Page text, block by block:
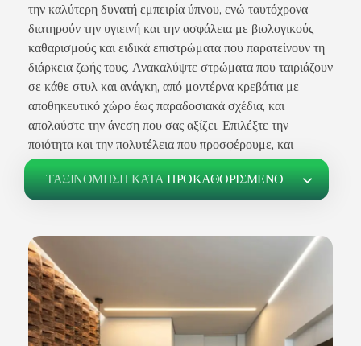
την καλύτερη δυνατή εμπειρία ύπνου, ενώ ταυτόχρονα
διατηρούν την υγιεινή και την ασφάλεια με βιολογικούς
καθαρισμούς και ειδικά επιστρώματα που παρατείνουν τη
διάρκεια ζωής τους. Ανακαλύψτε στρώματα που ταιριάζουν
σε κάθε στυλ και ανάγκη, από μοντέρνα κρεβάτια με
αποθηκευτικό χώρο έως παραδοσιακά σχέδια, και
απολαύστε την άνεση που σας αξίζει. Επιλέξτε την
ποιότητα και την πολυτέλεια που προσφέρουμε, και
μεταμορφώστε τον ύπνο σας σε μια πολυτελή εμπειρία
ΤΑΞΙΝΌΜΗΣΗ ΚΑΤΆΠΡΟΚΑΘΟΡΙΣΜΈΝΟ